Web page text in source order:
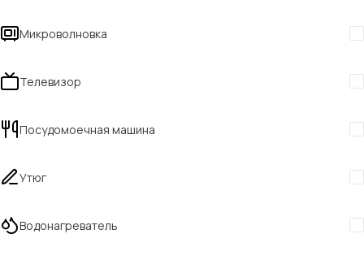
Микроволновка
Телевизор
Посудомоечная машина
Утюг
Водонагреватель